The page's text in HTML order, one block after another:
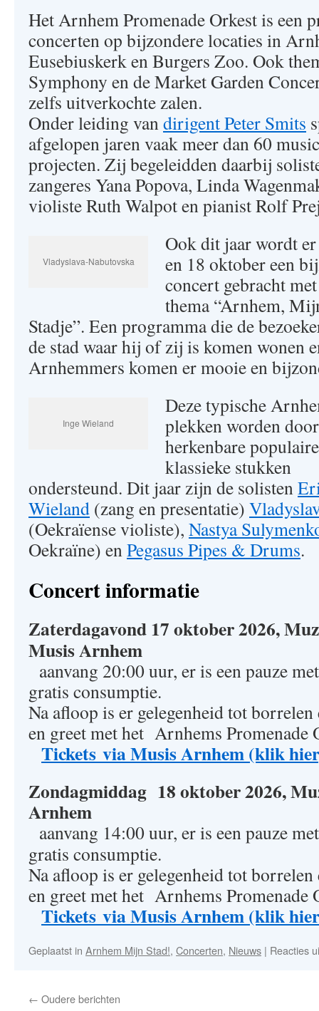
Het Arnhem Promenade Orkest is een
concerten op bijzondere locaties in
Eusebiuskerk en Burgers Zoo. Ook
Symphony en de Market Garden
zelfs uitverkochte zalen.
Onder leiding vandirigent Peter Smits
afgelopen jaren vaak meer dan 60
projecten. Zij begeleidden daarbij
zangeres Yana Popova, Linda
violiste Ruth Walpot en pianist Rolf
Vladyslava-Nabutovska
Ook dit jaar wordt
en 18 oktober een
concert gebracht
thema “Arnhem,
Stadje”. Een programma die de
de stad waar hij of zij is komen wonen
Arnhemmers komen er mooie en
Inge Wieland
Deze typische
plekken worden door
herkenbare
klassieke stukken
ondersteund. Dit jaar zijn de solisten
Wieland (zang en presentatie)
(Oekraïense violiste), Nastya
Oekraïne) enPegasus Pipes & Drums.
Concert informatie
Zaterdagavond 17 oktober 2026,
Musis Arnhem
aanvang 20:00 uur, er is een pauze
gratis consumptie.
Na afloop is er gelegenheid tot borrelen
en greet met het Arnhems Promenade
Tickets via Musis Arnhem (klik
Zondagmiddag 18 oktober 2026,
Arnhem
aanvang 14:00 uur, er is een pauze
gratis consumptie.
Na afloop is er gelegenheid tot borrelen
en greet met het Arnhems Promenade
Tickets via Musis Arnhem (klik hier
Geplaatst in Arnhem Mijn Stad!, Concerten, Nieuws | Reacties
← Oudere berichten